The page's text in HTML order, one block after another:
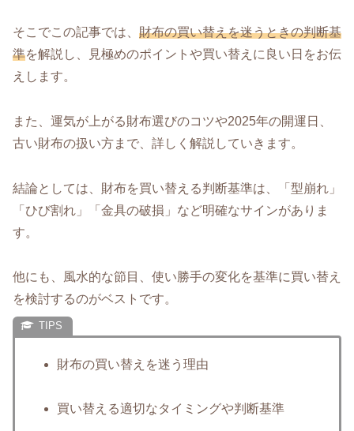
そこでこの記事では、 財布の買い替えを迷うときの判断基
準を解説し、見極めのポイントや買い替えに良い日をお伝
えします。
また、運気が上がる財布選びのコツや2025年の開運日、
古い財布の扱い方まで、詳しく解説していきます。
結論としては、財布を買い替える判断基準は、「型崩れ」
「ひび割れ」「金具の破損」など明確なサインがありま
す。
他にも、風水的な節目、使い勝手の変化を基準に買い替え
を検討するのがベストです。
財布の買い替えを迷う理由
買い替える適切なタイミングや判断基準